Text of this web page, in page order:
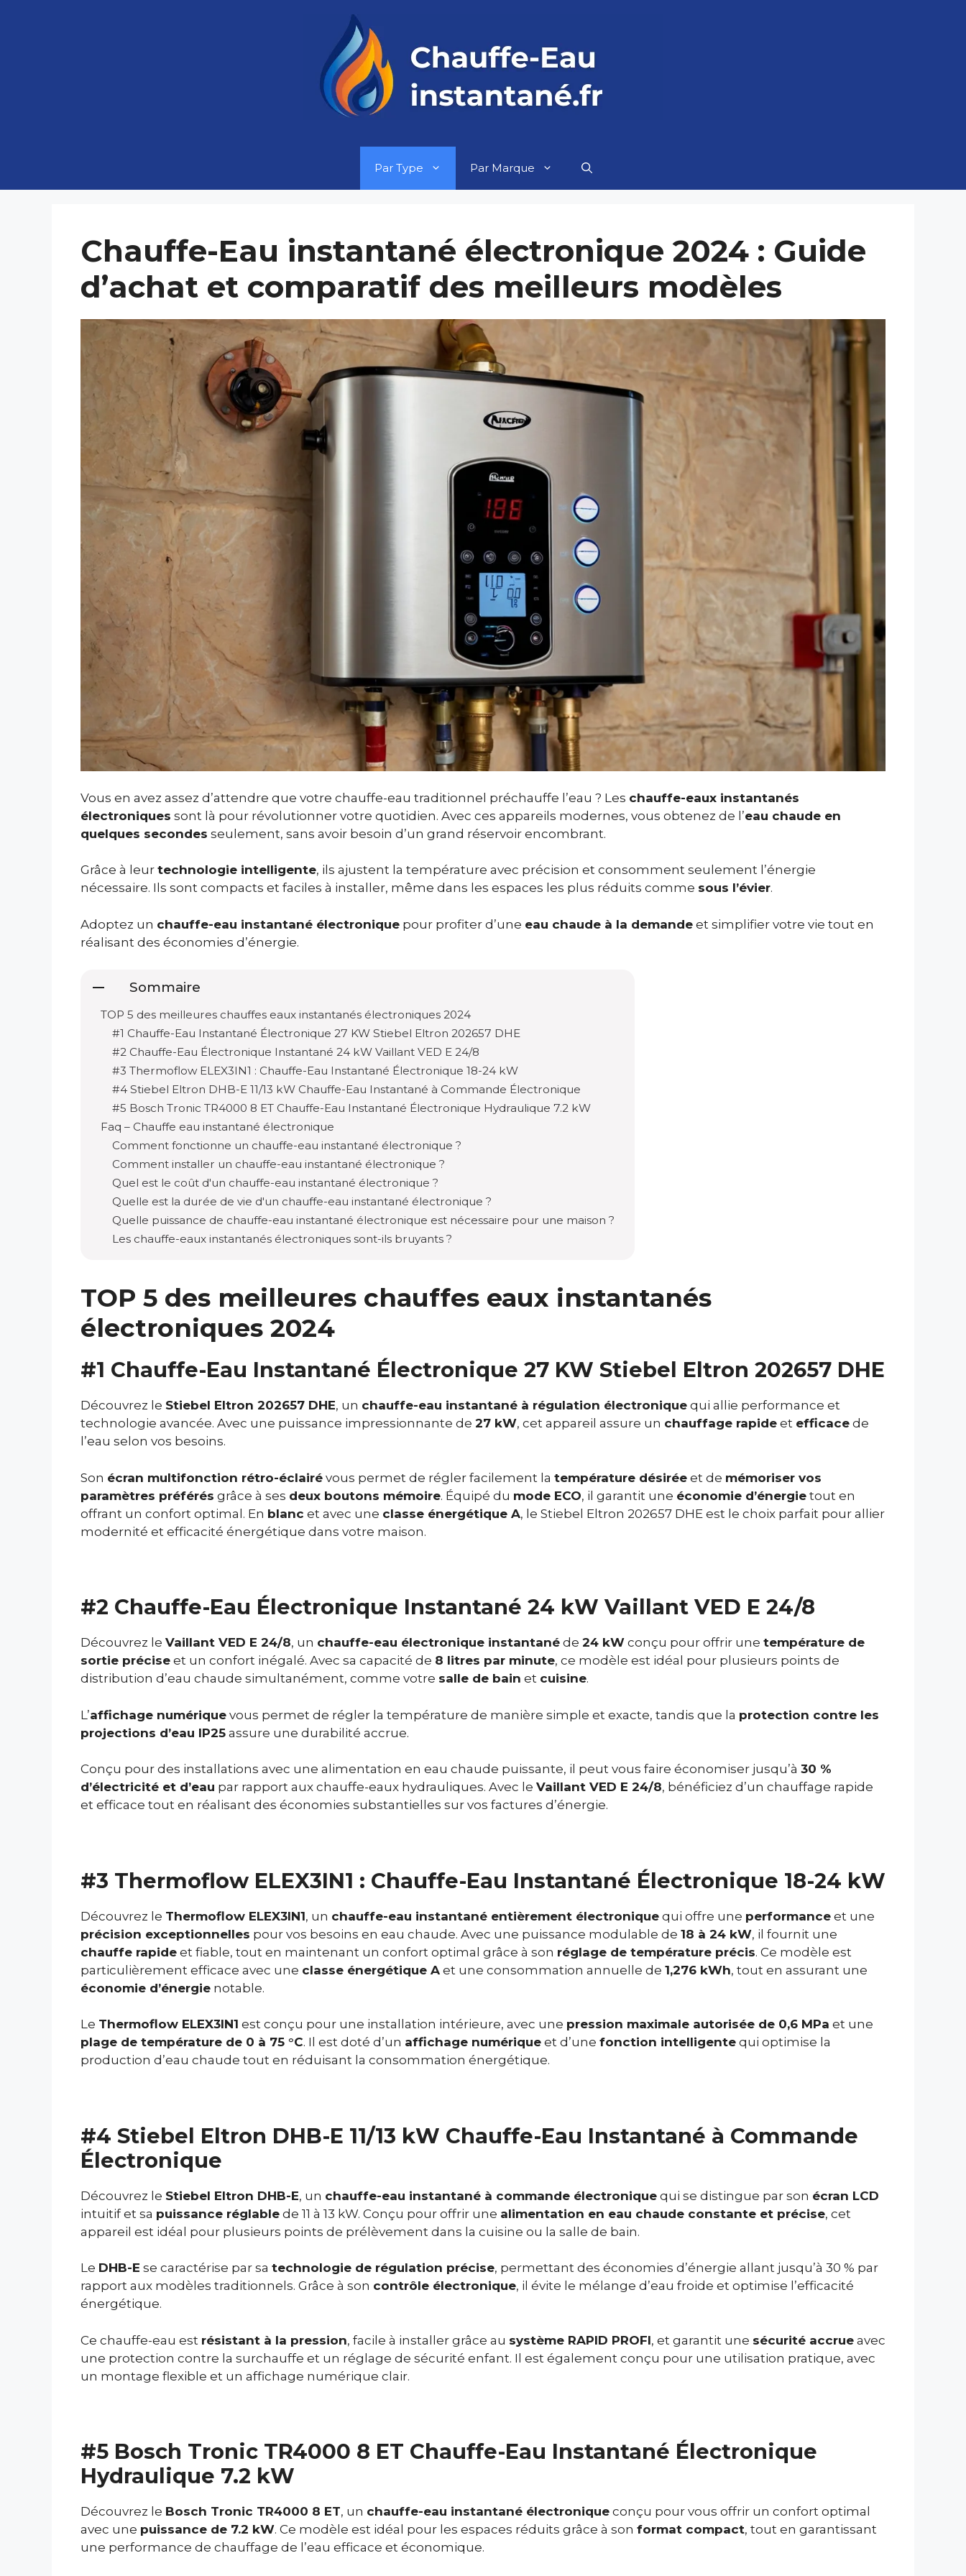
Par Type Par Marque
Chauffe-Eau instantané électronique 2024 : Guide
d’achat et comparatif des meilleurs modèles
Vous en avez assez d’attendre que votre chauffe-eau traditionnel préchauffe l’eau ? Les chauffe-eaux instantanés
électroniques sont là pour révolutionner votre quotidien. Avec ces appareils modernes, vous obtenez de l’eau chaude en
quelques secondes seulement, sans avoir besoin d’un grand réservoir encombrant.
Grâce à leur technologie intelligente, ils ajustent la température avec précision et consomment seulement l’énergie
nécessaire. Ils sont compacts et faciles à installer, même dans les espaces les plus réduits comme sous l’évier.
Adoptez un chauffe-eau instantané électronique pour profiter d’une eau chaude à la demande et simplifier votre vie tout en
réalisant des économies d’énergie.
Sommaire
TOP 5 des meilleures chauffes eaux instantanés électroniques 2024
#1 Chauffe-Eau Instantané Électronique 27 KW Stiebel Eltron 202657 DHE
#2 Chauffe-Eau Électronique Instantané 24 kW Vaillant VED E 24/8
#3 Thermoflow ELEX3IN1 : Chauffe-Eau Instantané Électronique 18-24 kW
#4 Stiebel Eltron DHB-E 11/13 kW Chauffe-Eau Instantané à Commande Électronique
#5 Bosch Tronic TR4000 8 ET Chauffe-Eau Instantané Électronique Hydraulique 7.2 kW
Faq – Chauffe eau instantané électronique
Comment fonctionne un chauffe-eau instantané électronique ?
Comment installer un chauffe-eau instantané électronique ?
Quel est le coût d'un chauffe-eau instantané électronique ?
Quelle est la durée de vie d'un chauffe-eau instantané électronique ?
Quelle puissance de chauffe-eau instantané électronique est nécessaire pour une maison ?
Les chauffe-eaux instantanés électroniques sont-ils bruyants ?
TOP 5 des meilleures chauffes eaux instantanés
électroniques 2024
#1 Chauffe-Eau Instantané Électronique 27 KW Stiebel Eltron 202657 DHE
Découvrez le Stiebel Eltron 202657 DHE, un chauffe-eau instantané à régulation électronique qui allie performance et
technologie avancée. Avec une puissance impressionnante de 27 kW, cet appareil assure un chauffage rapide et efficace de
l’eau selon vos besoins.
Son écran multifonction rétro-éclairé vous permet de régler facilement la température désirée et de mémoriser vos
paramètres préférés grâce à ses deux boutons mémoire. Équipé du mode ECO, il garantit une économie d’énergie tout en
offrant un confort optimal. En blanc et avec une classe énergétique A, le Stiebel Eltron 202657 DHE est le choix parfait pour allier
modernité et efficacité énergétique dans votre maison.
#2 Chauffe-Eau Électronique Instantané 24 kW Vaillant VED E 24/8
Découvrez le Vaillant VED E 24/8, un chauffe-eau électronique instantané de 24 kW conçu pour offrir une température de
sortie précise et un confort inégalé. Avec sa capacité de 8 litres par minute, ce modèle est idéal pour plusieurs points de
distribution d’eau chaude simultanément, comme votre salle de bain et cuisine.
L’affichage numérique vous permet de régler la température de manière simple et exacte, tandis que la protection contre les
projections d’eau IP25 assure une durabilité accrue.
Conçu pour des installations avec une alimentation en eau chaude puissante, il peut vous faire économiser jusqu’à 30 %
d’électricité et d’eau par rapport aux chauffe-eaux hydrauliques. Avec le Vaillant VED E 24/8, bénéficiez d’un chauffage rapide
et efficace tout en réalisant des économies substantielles sur vos factures d’énergie.
#3 Thermoflow ELEX3IN1 : Chauffe-Eau Instantané Électronique 18-24 kW
Découvrez le Thermoflow ELEX3IN1, un chauffe-eau instantané entièrement électronique qui offre une performance et une
précision exceptionnelles pour vos besoins en eau chaude. Avec une puissance modulable de 18 à 24 kW, il fournit une
chauffe rapide et fiable, tout en maintenant un confort optimal grâce à son réglage de température précis. Ce modèle est
particulièrement efficace avec une classe énergétique A et une consommation annuelle de 1,276 kWh, tout en assurant une
économie d’énergie notable.
Le Thermoflow ELEX3IN1 est conçu pour une installation intérieure, avec une pression maximale autorisée de 0,6 MPa et une
plage de température de 0 à 75 °C. Il est doté d’un affichage numérique et d’une fonction intelligente qui optimise la
production d’eau chaude tout en réduisant la consommation énergétique.
#4 Stiebel Eltron DHB-E 11/13 kW Chauffe-Eau Instantané à Commande
Électronique
Découvrez le Stiebel Eltron DHB-E, un chauffe-eau instantané à commande électronique qui se distingue par son écran LCD
intuitif et sa puissance réglable de 11 à 13 kW. Conçu pour offrir une alimentation en eau chaude constante et précise, cet
appareil est idéal pour plusieurs points de prélèvement dans la cuisine ou la salle de bain.
Le DHB-E se caractérise par sa technologie de régulation précise, permettant des économies d’énergie allant jusqu’à 30 % par
rapport aux modèles traditionnels. Grâce à son contrôle électronique, il évite le mélange d’eau froide et optimise l’efficacité
énergétique.
Ce chauffe-eau est résistant à la pression, facile à installer grâce au système RAPID PROFI, et garantit une sécurité accrue avec
une protection contre la surchauffe et un réglage de sécurité enfant. Il est également conçu pour une utilisation pratique, avec
un montage flexible et un affichage numérique clair.
#5 Bosch Tronic TR4000 8 ET Chauffe-Eau Instantané Électronique
Hydraulique 7.2 kW
Découvrez le Bosch Tronic TR4000 8 ET, un chauffe-eau instantané électronique conçu pour vous offrir un confort optimal
avec une puissance de 7.2 kW. Ce modèle est idéal pour les espaces réduits grâce à son format compact, tout en garantissant
une performance de chauffage de l’eau efficace et économique.